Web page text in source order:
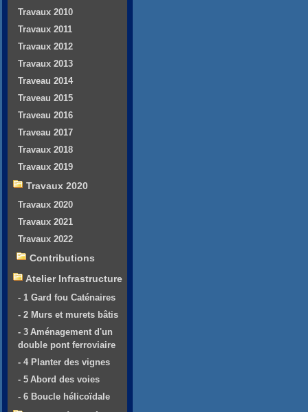
Travaux 2010
Travaux 2011
Travaux 2012
Travaux 2013
Traveau 2014
Traveau 2015
Traveau 2016
Traveau 2017
Travaux 2018
Travaux 2019
Travaux 2020
Travaux 2020
Travaux 2021
Travaux 2022
Contributions
Atelier Infrastructure
- 1 Gard fou Caténaires
- 2 Murs et murets bâtis
- 3 Aménagement d'un
double pont ferroviaire
- 4 Planter des vignes
- 5 Abord des voies
- 6 Boucle hélicoïdale